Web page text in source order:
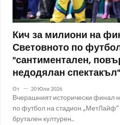
Кич за милиони на
Световното по
"сантиментален,
недодялан
От 20 Юли 2026
Вчерашният исторически финал
по футбол на стадион
брутален културен..